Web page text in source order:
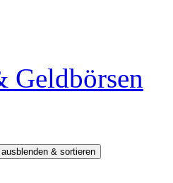
Geldbörsen
ausblenden & sortieren